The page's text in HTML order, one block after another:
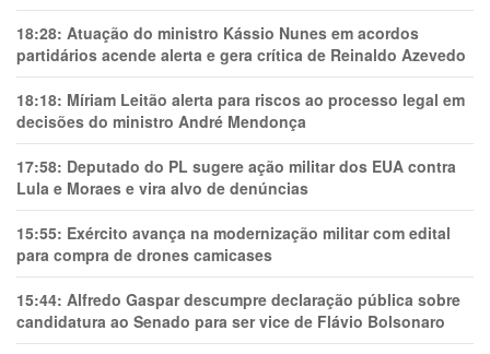
18:28: Atuação do ministro Kássio Nunes em acordos
partidários acende alerta e gera crítica de Reinaldo Azevedo
18:18: Míriam Leitão alerta para riscos ao processo legal em
decisões do ministro André Mendonça
17:58: Deputado do PL sugere ação militar dos EUA contra
Lula e Moraes e vira alvo de denúncias
15:55: Exército avança na modernização militar com edital
para compra de drones camicases
15:44: Alfredo Gaspar descumpre declaração pública sobre
candidatura ao Senado para ser vice de Flávio Bolsonaro